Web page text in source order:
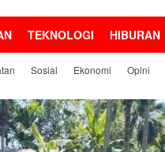
TEKNOLOGI HIBURAN
Sosial Ekonomi Opini